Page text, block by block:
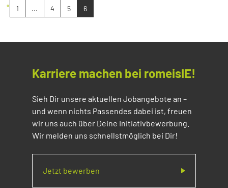
« 1 ... 4 5 6
Karriere machen bei romeisIE!
Sieh Dir unsere aktuellen Jobangebote an –
und wenn nichts Passendes dabei ist, freuen
wir uns auch über Deine Initiativbewerbung.
Wir melden uns schnellstmöglich bei Dir!
Jetzt bewerben